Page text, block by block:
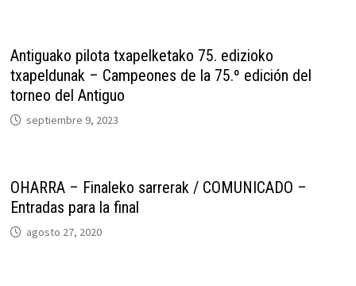
Antiguako pilota txapelketako 75. edizioko
txapeldunak – Campeones de la 75.º edición del
torneo del Antiguo
septiembre 9, 2023
OHARRA – Finaleko sarrerak / COMUNICADO –
Entradas para la final
agosto 27, 2020